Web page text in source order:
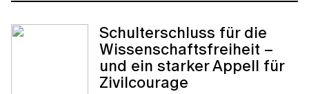
Schulterschluss für die
Wissenschaftsfreiheit –
und ein starker Appell für
Zivilcourage